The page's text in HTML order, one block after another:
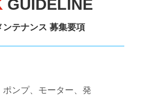
GUIDELINE
ンテナンス 募集要項
ンプ、モーター、発